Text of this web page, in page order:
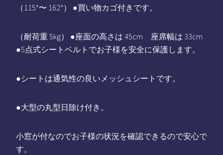
（115°〜 162°） ●買い物カゴ付きです。
（耐荷重 5kg） ●座面の高さは 45cm 座席幅は 33cm
●5点式シートベルトでお子様を安全に保護します。
●シートは通気性の良いメッシュシートです。
●大型の丸型日除け付き。
小窓が付なのでお子様の状況を確認できるので安心で
す。